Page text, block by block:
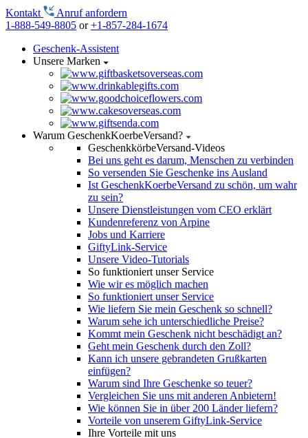
Kontakt
Anruf anfordern
1-888-549-8805 or+1-857-284-1674
Geschenk-Assistent
Unsere Marken
Warum GeschenkKoerbeVersand?
GeschenkkörbeVersand-Videos
Bei uns geht es darum, Menschen zu verbinden
So versenden Sie Geschenke ins Ausland
Ist GeschenkKoerbeVersand zu schön, um wahr
zu sein?
Unsere Dienstleistungen vom CEO erklärt
Kundenreferenz von Arpine
Jobs und Karriere
GiftyLink-Service
Unsere Video-Tutorials
So funktioniert unser Service
Wie wir es möglich machen
So funktioniert unser Service
Wie liefern Sie mein Geschenk so schnell?
Warum sehe ich unterschiedliche Preise?
Kommt mein Geschenk nicht beschädigt an?
Geht mein Geschenk durch den Zoll?
Kann ich unsere gebrandeten Grußkarten
einfügen?
Warum sind Ihre Geschenke so teuer?
Vergleichen Sie uns mit anderen Anbietern!
Wie können Sie in über 200 Länder liefern?
Vorteile von unserem GiftyLink-Service
Ihre Vorteile mit uns